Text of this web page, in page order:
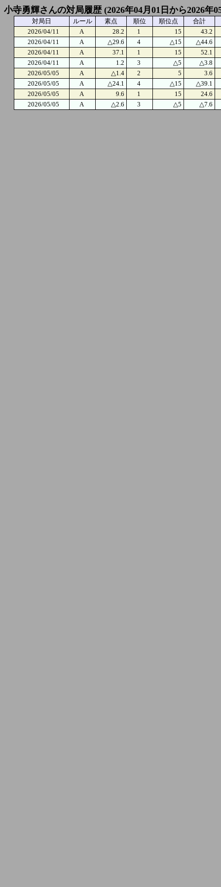
小寺勇輝さんの対局履歴 (2026年04月01日から2026年
対局日 ルール 素点 順位 順位点
合計
2026/04/11
A 28.2 1 15
43.2
2026/04/11
A △29.6 4 △15
△44.6
2026/04/11
A 37.1 1 15
52.1
2026/04/11
A 1.2 3 △5
△3.8
2026/05/05
A △1.4 2 5
3.6
2026/05/05
A △24.1 4 △15
△39.1
2026/05/05
A 9.6 1 15
24.6
2026/05/05
A △2.6 3 △5 △7.6